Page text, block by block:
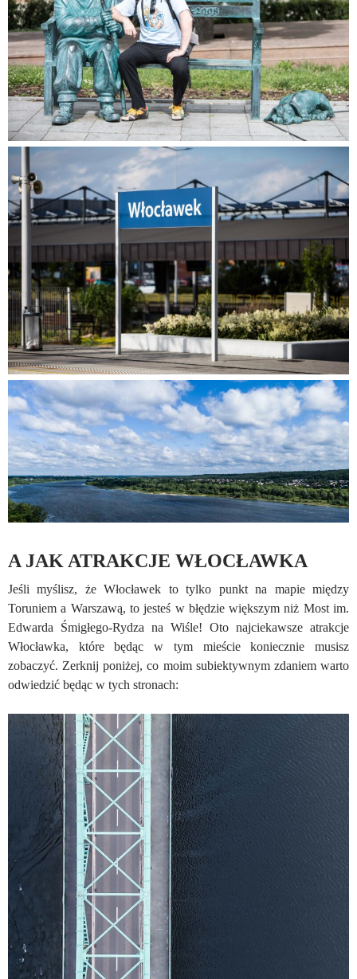
A JAK ATRAKCJE WŁOCŁAWKA
Jeśli myślisz, że Włocławek to tylko punkt na mapie między
Toruniem a Warszawą, to jesteś w błędzie większym niż Most im.
Edwarda Śmigłego-Rydza na Wiśle! Oto najciekawsze atrakcje
Włocławka, które będąc w tym mieście koniecznie musisz
zobaczyć. Zerknij poniżej, co moim subiektywnym zdaniem warto
odwiedzić będąc w tych stronach: